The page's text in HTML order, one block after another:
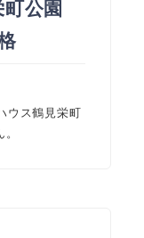
公園
ウス鶴見栄町